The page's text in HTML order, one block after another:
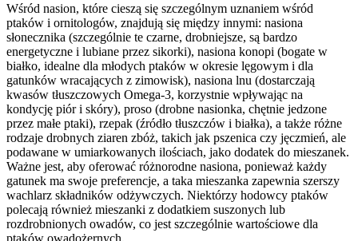
Wśród nasion, które cieszą się szczególnym uznaniem wśród
ptaków i ornitologów, znajdują się między innymi: nasiona
słonecznika (szczególnie te czarne, drobniejsze, są bardzo
energetyczne i lubiane przez sikorki), nasiona konopi (bogate w
białko, idealne dla młodych ptaków w okresie lęgowym i dla
gatunków wracających z zimowisk), nasiona lnu (dostarczają
kwasów tłuszczowych Omega-3, korzystnie wpływając na
kondycję piór i skóry), proso (drobne nasionka, chętnie jedzone
przez małe ptaki), rzepak (źródło tłuszczów i białka), a także różne
rodzaje drobnych ziaren zbóż, takich jak pszenica czy jęczmień, ale
podawane w umiarkowanych ilościach, jako dodatek do mieszanek.
Ważne jest, aby oferować różnorodne nasiona, ponieważ każdy
gatunek ma swoje preferencje, a taka mieszanka zapewnia szerszy
wachlarz składników odżywczych. Niektórzy hodowcy ptaków
polecają również mieszanki z dodatkiem suszonych lub
rozdrobnionych owadów, co jest szczególnie wartościowe dla
ptaków owadożernych.